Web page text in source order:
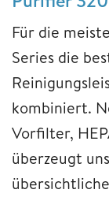
Für die
Series die
kombiniert.
Vorfilter,
überzeugt